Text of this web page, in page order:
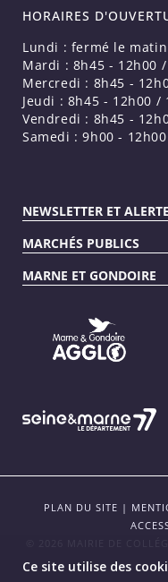
Ce site utilise des
HORAIRES
Lundi : fermé le
Mardi : 8h45 - 12h00
Mercredi : 8h45 -
Jeudi : 8h45 - 12h00 /
Vendredi : 8h45 -
Samedi : 9h00 - 12h00
NEWSLETTER ET
MARCHÉS PUBLICS
MARNE ET GONDOIRE
PLAN DU SITE |